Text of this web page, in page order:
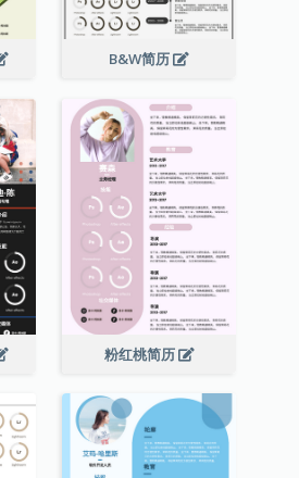
B&W简历
粉红桃简历